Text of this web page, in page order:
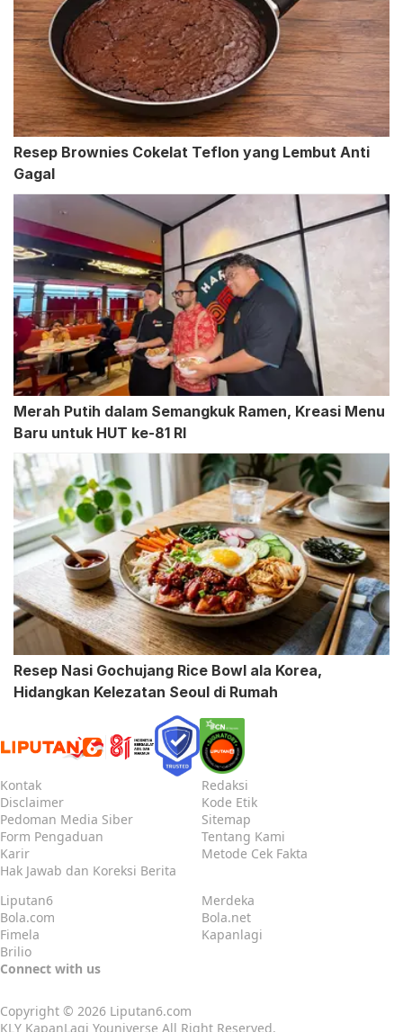
Resep Brownies Cokelat Teflon yang Lembut Anti
Gagal
Merah Putih dalam Semangkuk Ramen, Kreasi Menu
Baru untuk HUT ke-81 RI
Resep Nasi Gochujang Rice Bowl ala Korea,
Hidangkan Kelezatan Seoul di Rumah
Kontak
Redaksi
Disclaimer
Kode Etik
Pedoman Media Siber
Sitemap
Form Pengaduan
Tentang Kami
Karir
Metode Cek Fakta
Hak Jawab dan Koreksi Berita
Liputan6
Merdeka
Bola.com
Bola.net
Fimela
Kapanlagi
Brilio
Connect with us
Copyright © 2026 Liputan6.com
KLY KapanLagi Youniverse All Right Reserved.